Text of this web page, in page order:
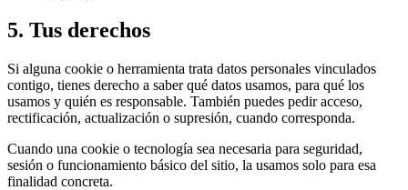
5. Tus derechos
Si alguna cookie o herramienta trata datos personales vinculados
contigo, tienes derecho a saber qué datos usamos, para qué los
usamos y quién es responsable. También puedes pedir acceso,
rectificación, actualización o supresión, cuando corresponda.
Cuando una cookie o tecnología sea necesaria para seguridad,
sesión o funcionamiento básico del sitio, la usamos solo para esa
finalidad concreta.